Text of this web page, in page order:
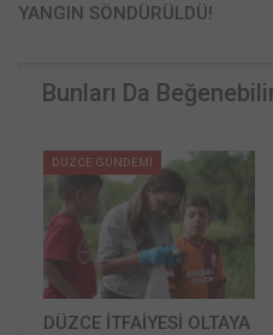
YANGIN SÖNDÜRÜLDÜ!
Bunları Da
DÜZCE GÜNDEMİ
DÜZCE İTFAİYESİ OLTAYA